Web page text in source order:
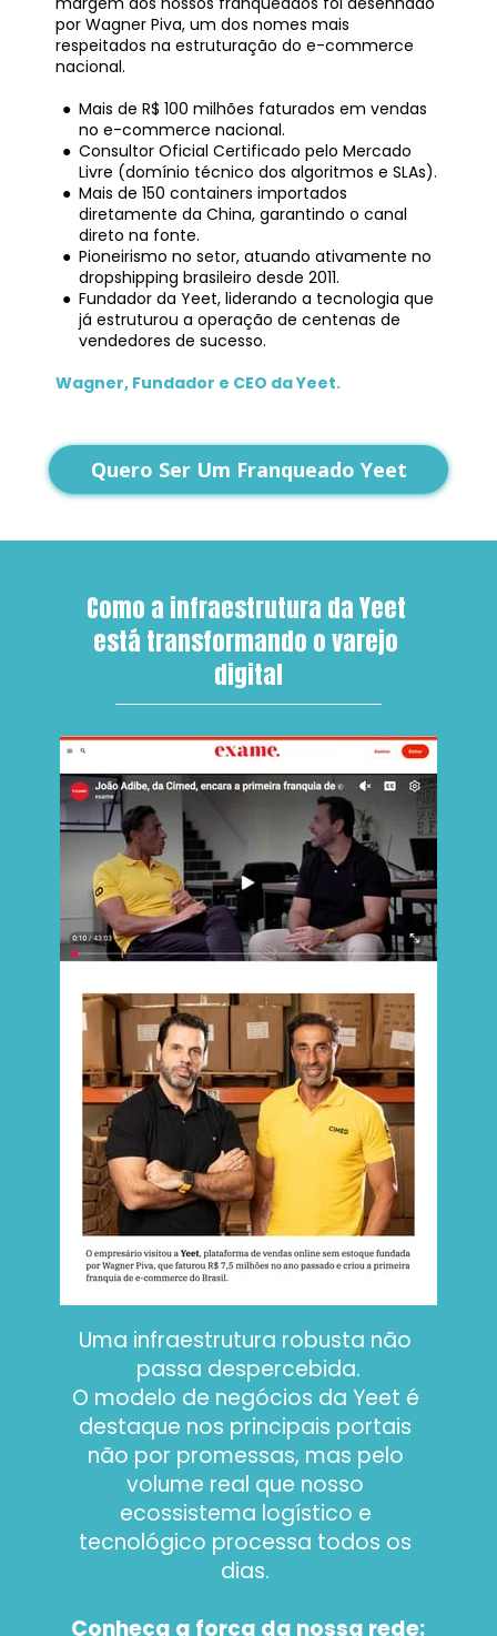
por Wagner Piva, um dos nomes mais
respeitados na estruturação do e-commerce
nacional.
Mais de R$ 100 milhões faturados em vendas
no e-commerce nacional.
Consultor Oficial Certificado pelo Mercado
Livre (domínio técnico dos algoritmos e SLAs).
Mais de 150 containers importados
diretamente da China, garantindo o canal
direto na fonte.
Pioneirismo no setor, atuando ativamente no
dropshipping brasileiro desde 2011.
Fundador da Yeet, liderando a tecnologia que
já estruturou a operação de centenas de
vendedores de sucesso.
Wagner, Fundador e CEO da Yeet.
Quero Ser Um Franqueado Yeet
Como a infraestrutura da Yeet
está transformando o varejo
digital
Uma infraestrutura robusta não
passa despercebida.
O modelo de negócios da Yeet é
destaque nos principais portais
não por promessas, mas pelo
volume real que nosso
ecossistema logístico e
tecnológico processa todos os
dias.
Conheça a força da nossa rede: